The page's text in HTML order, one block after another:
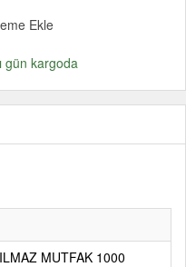
Ekle
gün kargoda
MUTFAK 1000